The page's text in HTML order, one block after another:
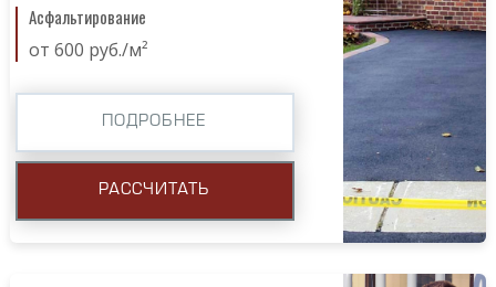
Асфальтирование
от 600 руб./м²
ПОДРОБНЕЕ
РАССЧИТАТЬ